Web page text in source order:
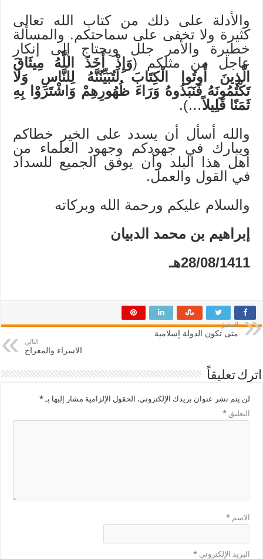
والأدلة على ذلك من كتاب الله تعالى
كثيرة ولا تخفى على سماحتكم. والمسألة
خطيرة والأمر جلل ويحتاج إلى إنكار
عاجل من مثلكم (وَإِذْ أَخَذَ اللَّهُ مِيثَاقَ
الَّذِينَ أُوتُوا الْكِتَابَ لَتُبَيِّنُنَّهُ لِلنَّاسِ وَلَا
تَكْتُمُونَهُ فَنَبَذُوهُ وَرَاءَ ظُهُورِهِمْ وَاشْتَرَوْا بِهِ
ثَمَنًا قَلِيلاً…).
والله أسأل أن يسدد على الخير خطاكم
ويبارك في جهودكم وجهود العلماء من
أهل هذا البلد وأن يوفق الجميع للسداد
في القول والعمل.
والسلام عليكم ورحمة الله وبركاته
إبراهيم بن محمد الدبيان
28/08/1411هـ
السابق
متى تكون الدولة إسلامية
التالي
الاسراء والمعراج
اترك تعليقاً
لن يتم نشر عنوان بريدك الإلكتروني. الحقول الإلزامية مشار إليها بـ*
التعليق*
الاسم*
البريد الإلكتروني*